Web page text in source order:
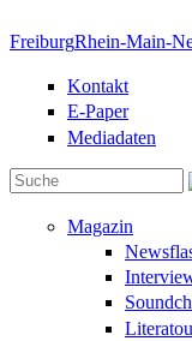
FreiburgRhein-Main-
Kontakt
E-Paper
Mediadaten
Magazin